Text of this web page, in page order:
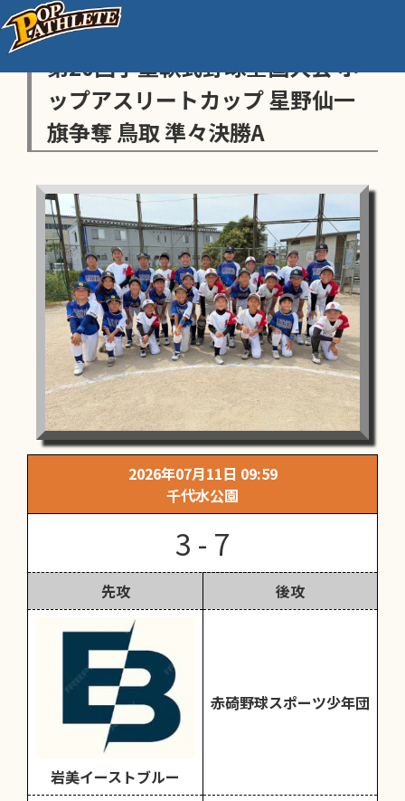
センス・トラストトーナメント
第20回学童軟式野球全国大会 ポ
ップアスリートカップ 星野仙一
旗争奪 鳥取 準々決勝A
2026年07月11日 09:59
千代水公園
3 - 7
先攻 後攻
岩美イーストブルー
赤碕野球スポーツ少年団